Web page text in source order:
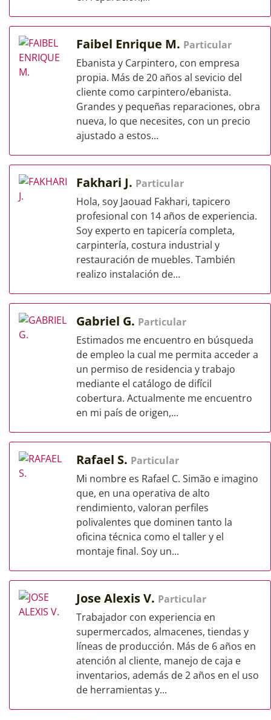
Faibel Enrique M. Particular
Ebanista y Carpintero, con empresa
propia. Más de 20 años al sevicio del
cliente como carpintero/ebanista.
Grandes y pequeñas reparaciones, obra
nueva, lo que necesites, con un precio
ajustado a estos...
Fakhari J. Particular
Hola, soy Jaouad Fakhari, tapicero
profesional con 14 años de experiencia.
Soy experto en tapicería completa,
carpintería, costura industrial y
restauración de muebles. También
realizo instalación de...
Gabriel G. Particular
Estimados me encuentro en búsqueda
de empleo la cual me permita acceder a
un permiso de residencia y trabajo
mediante el catálogo de difícil
cobertura. Actualmente me encuentro
en mi país de origen,...
Rafael S. Particular
Mi nombre es Rafael C. Simão e imagino
que, en una operativa de alto
rendimiento, valoran perfiles
polivalentes que dominen tanto la
oficina técnica como el taller y el
montaje final. Soy un...
Jose Alexis V. Particular
Trabajador con experiencia en
supermercados, almacenes, tiendas y
líneas de producción. Más de 6 años en
atención al cliente, manejo de caja e
inventarios, además de 2 años en el uso
de herramientas y...